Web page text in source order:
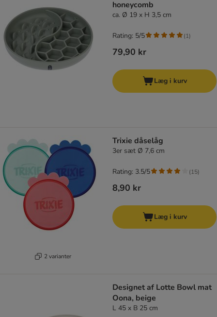
honeycomb
ca. Ø 19 x H 3,5 cm
79,90 kr
Rating: 5/5 (1)
Læg i kurv
2 varianter
Trixie dåselåg
3er sæt Ø 7,6 cm
8,90 kr
Rating: 3.5/5 (15)
Læg i kurv
Designet af Lotte Bowl mat
Oona, beige
L 45 x B 25 cm